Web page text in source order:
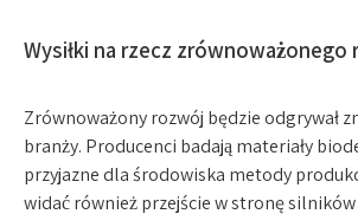
Wysiłki na rzecz zrównoważonego
Zrównoważony rozwój będzie odgrywał
branży. Producenci badają materiały
przyjazne dla środowiska metody
widać również przejście w stronę